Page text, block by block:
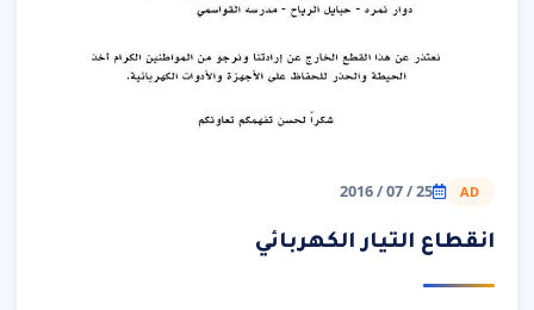
AD
25 / 07 / 2016
انقطاع التيار الكهربائي